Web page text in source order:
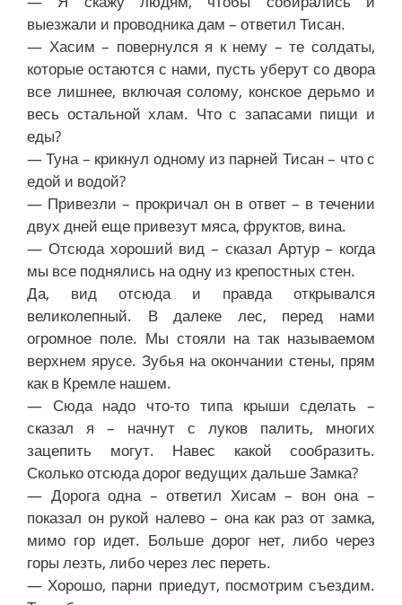
выезжали и проводника дам – ответил Тисан.
— Хасим – повернулся я к нему – те солдаты,
которые остаются с нами, пусть уберут со двора
все лишнее, включая солому, конское дерьмо и
весь остальной хлам. Что с запасами пищи и
еды?
— Туна – крикнул одному из парней Тисан – что с
едой и водой?
— Привезли – прокричал он в ответ – в течении
двух дней еще привезут мяса, фруктов, вина.
— Отсюда хороший вид – сказал Артур – когда
мы все поднялись на одну из крепостных стен.
Да, вид отсюда и правда открывался
великолепный. В далеке лес, перед нами
огромное поле. Мы стояли на так называемом
верхнем ярусе. Зубья на окончании стены, прям
как в Кремле нашем.
— Сюда надо что-то типа крыши сделать –
сказал я – начнут с луков палить, многих
зацепить могут. Навес какой сообразить.
Сколько отсюда дорог ведущих дальше Замка?
— Дорога одна – ответил Хисам – вон она –
показал он рукой налево – она как раз от замка,
мимо гор идет. Больше дорог нет, либо через
горы лезть, либо через лес переть.
— Хорошо, парни приедут, посмотрим съездим.